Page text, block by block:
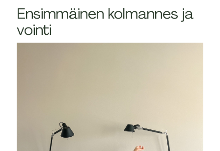
Ensimmäinen kolmannes ja
vointi